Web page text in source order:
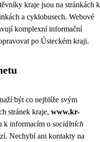
kraje jsou na stránkách k
a cyklobusech. Webové
komplexní informační
po Ústeckém kraji.
být co nejblíže svým
stránek kraje, www.kr-
k informacím o sociálních
Nechybí ani kontakty na